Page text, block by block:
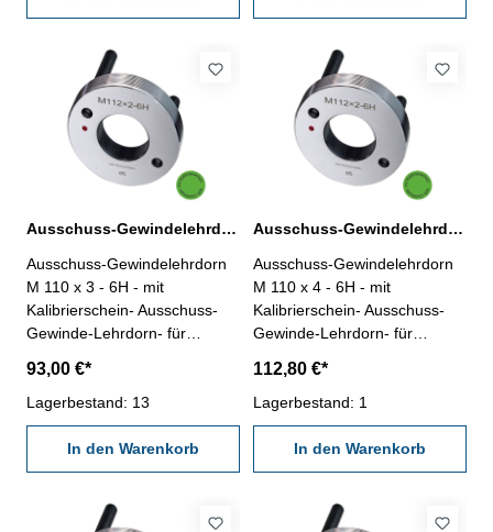
Nennmaß: M 110 x 1,5
Nennmaß: M 110 x 2
Ausschuss-Gewindelehrdorn M 110 x 3 - 6H DIN 13
Ausschuss-Gewindelehrdorn
M 110 x 3 - 6H - mit
Kalibrierschein- Ausschuss-
Gewinde-Lehrdorn- für
rechts- aus gehärtetem
Lehrenstahl- Norm DIN 13,
6H- mit Erleichterungsbohrung
und zwei Handgriffen
Nennmaß: M 110 x 3
93,00 €*
Lagerbestand: 13
In den Warenkorb
Ausschuss-Gewindelehrdorn M 110 x 4 - 6H DIN 13
Ausschuss-Gewindelehrdorn
M 110 x 4 - 6H - mit
Kalibrierschein- Ausschuss-
Gewinde-Lehrdorn- für
rechts- aus gehärtetem
Lehrenstahl- Norm DIN 13,
6H- mit Erleichterungsbohrung
und zwei Handgriffen
Nennmaß: M 110 x 4
112,80 €*
Lagerbestand: 1
In den Warenkorb